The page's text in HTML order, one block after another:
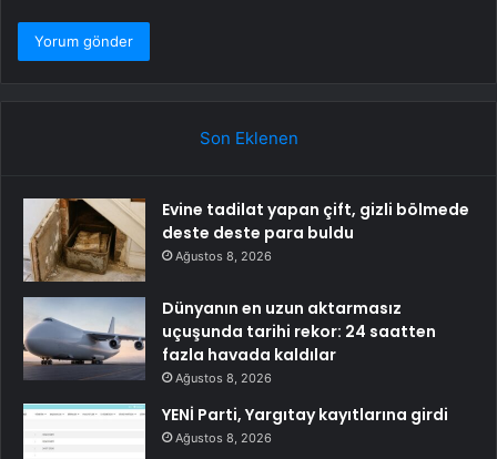
Son Eklenen
Evine tadilat yapan çift, gizli bölmede
deste deste para buldu
Ağustos 8, 2026
Dünyanın en uzun aktarmasız
uçuşunda tarihi rekor: 24 saatten
fazla havada kaldılar
Ağustos 8, 2026
YENİ Parti, Yargıtay kayıtlarına girdi
Ağustos 8, 2026